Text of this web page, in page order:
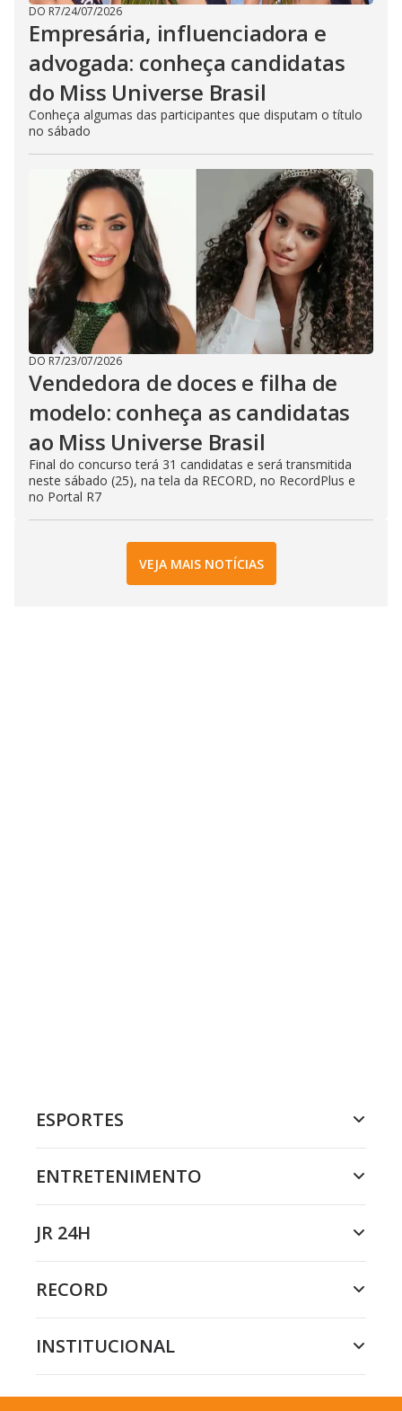
DO R7/24/07/2026
Empresária, influenciadora e
advogada: conheça candidatas
do Miss Universe Brasil
Conheça algumas das participantes que disputam o título
no sábado
DO R7/23/07/2026
Vendedora de doces e filha de
modelo: conheça as candidatas
ao Miss Universe Brasil
Final do concurso terá 31 candidatas e será transmitida
neste sábado (25), na tela da RECORD, no RecordPlus e
no Portal R7
VEJA MAIS NOTÍCIAS
ESPORTES
ENTRETENIMENTO
JR 24H
RECORD
INSTITUCIONAL